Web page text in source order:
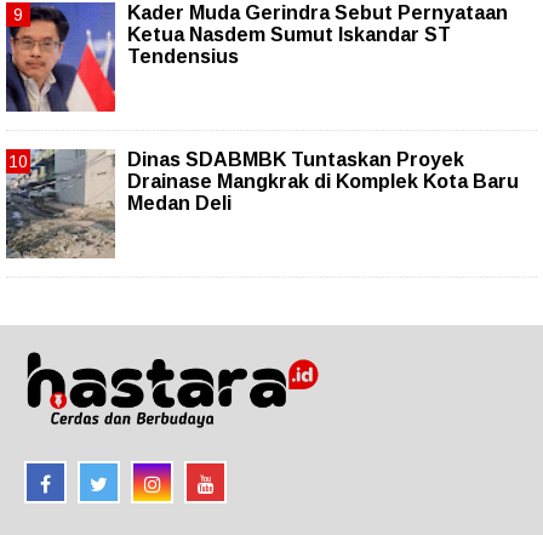
Kader Muda Gerindra Sebut Pernyataan
Ketua Nasdem Sumut Iskandar ST
Tendensius
Dinas SDABMBK Tuntaskan Proyek
Drainase Mangkrak di Komplek Kota Baru
Medan Deli